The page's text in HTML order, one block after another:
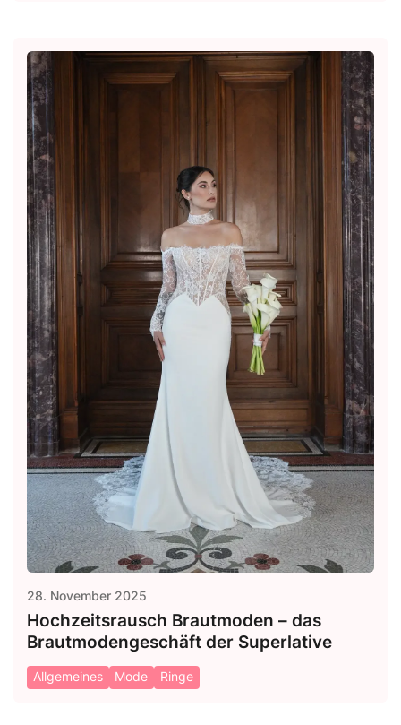
28. November 2025
Hochzeitsrausch Brautmoden – das
Brautmodengeschäft der Superlative
Allgemeines Mode Ringe